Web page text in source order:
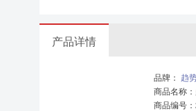
产品详情
品牌： 趋
商品名称
商品编号